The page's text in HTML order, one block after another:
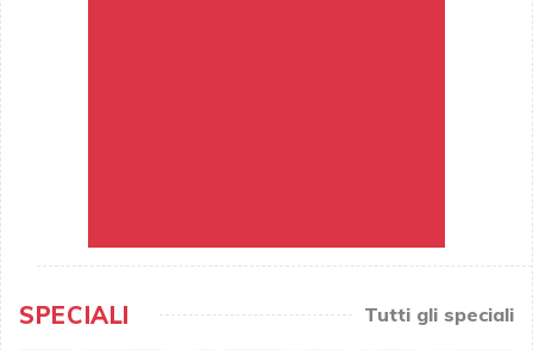
SPECIALI Tutti gli speciali